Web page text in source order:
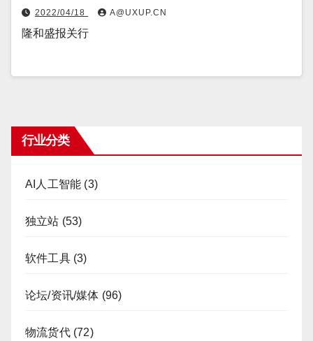
2022/04/18 A@UXUP.CN
隆和盛报关行
行业分类
AI人工智能 (3)
独立站 (53)
软件工具(3)
论坛/资讯/媒体 (96)
物流货代(72)